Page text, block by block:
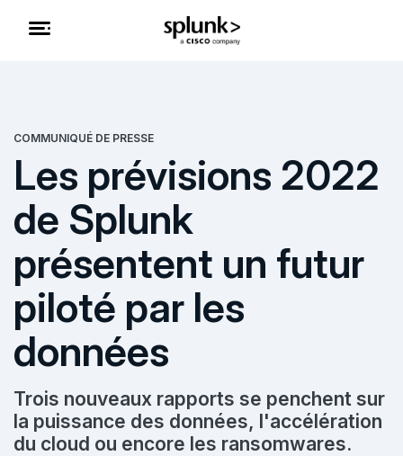
COMMUNIQUÉ DE PRESSE
Les prévisions 2022
de Splunk
présentent un futur
piloté par les
données
Trois nouveaux rapports se penchent sur
la puissance des données, l'accélération
du cloud ou encore les ransomwares.